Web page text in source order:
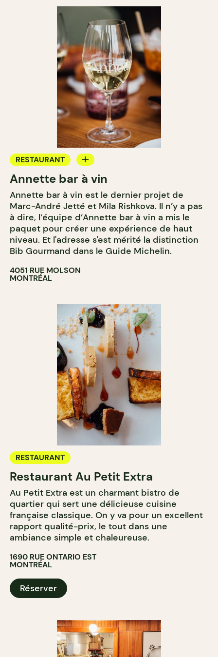
RESTAURANT
BAR
BAR À VIN
BAR À COCKTAIL
Annette bar à vin
Annette bar à vin est le dernier projet de
Marc-André Jetté et Mila Rishkova. Il n’y a pas
à dire, l’équipe d’Annette bar à vin a mis le
paquet pour créer une expérience de haut
niveau. Et l'adresse s'est mérité la distinction
Bib Gourmand dans le Guide Michelin.
4051 RUE MOLSON
MONTRÉAL
RESTAURANT
Restaurant Au Petit Extra
Au Petit Extra est un charmant bistro de
quartier qui sert une délicieuse cuisine
française classique. On y va pour un excellent
rapport qualité-prix, le tout dans une
ambiance simple et chaleureuse.
1690 RUE ONTARIO EST
MONTRÉAL
Réserver